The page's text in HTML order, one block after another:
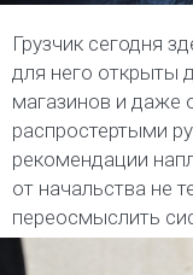
Грузчик сегодня
для него открыты
магазинов и даже
распростертыми
рекомендации
от начальства не
переосмыслить